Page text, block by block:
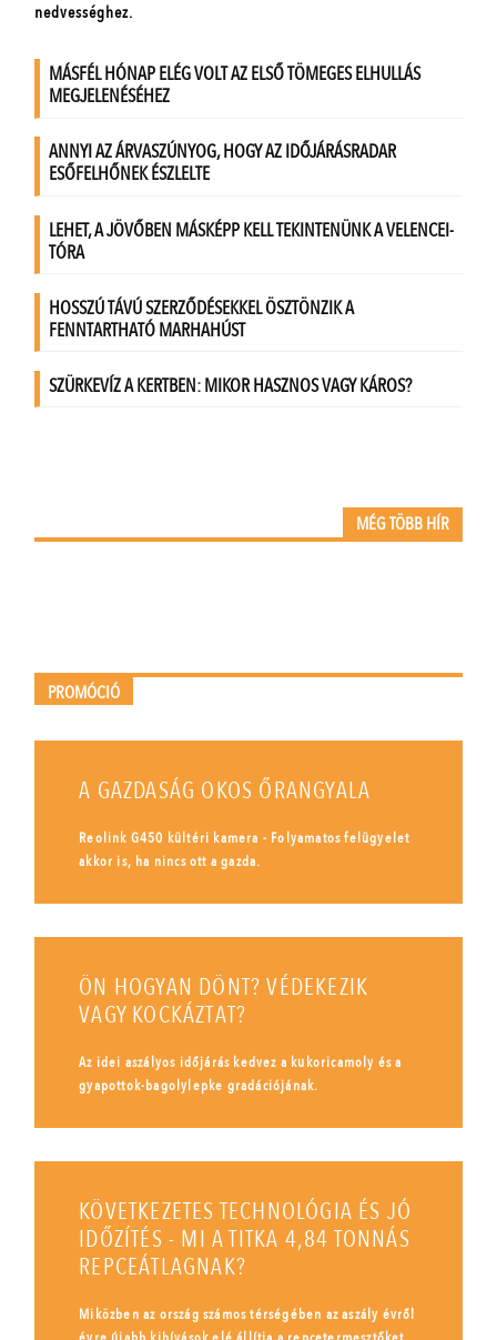
MÉG TÖBB HÍR
PROMÓCIÓ
A GAZDASÁG OKOS ŐRANGYALA
Reolink G450 kültéri kamera - Folyamatos felügyelet
akkor is, ha nincs ott a gazda.
ÖN HOGYAN DÖNT? VÉDEKEZIK
VAGY KOCKÁZTAT?
Az idei aszályos időjárás kedvez a kukoricamoly és a
gyapottok-bagolylepke gradációjának.
KÖVETKEZETES TECHNOLÓGIA ÉS JÓ
IDŐZÍTÉS - MI A TITKA 4,84 TONNÁS
REPCEÁTLAGNAK?
Miközben az ország számos térségében az aszály évről